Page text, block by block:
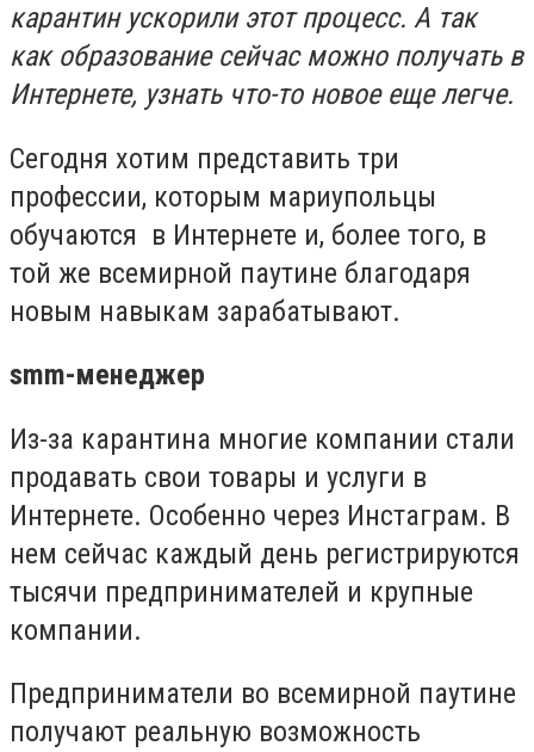
карантин ускорили этот процесс. А так
как образование сейчас можно получать в
Интернете, узнать что-то новое еще легче.
Сегодня хотим представить три
профессии, которым мариупольцы
обучаются в Интернете и, более того, в
той же всемирной паутине благодаря
новым навыкам зарабатывают.
smm-менеджер
Из-за карантина многие компании стали
продавать свои товары и услуги в
Интернете. Особенно через Инстаграм. В
нем сейчас каждый день регистрируются
тысячи предпринимателей и крупные
компании.
Предприниматели во всемирной паутине
получают реальную возможность